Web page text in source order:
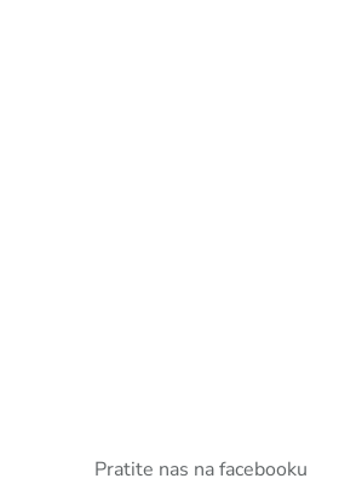
Pratite nas na facebooku